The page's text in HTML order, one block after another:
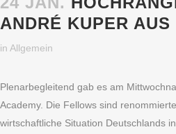
ANDRÉ KUPER AUS
in Allgemein
Plenarbegleitend gab es am
Academy. Die Fellows sind
wirtschaftliche Situation Deutschlands